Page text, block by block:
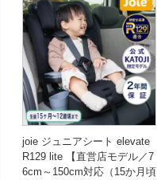
joie ジュニアシート elevate
R129 lite 【直営店モデル／7
6cm～150cm対応（15か月頃